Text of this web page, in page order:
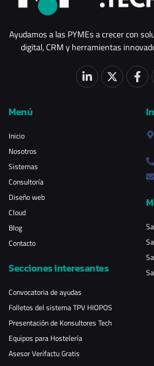
Ayudamos a las PYMEs a crecer con
digital, CRM y herramientas
Menú
Inicio
Nosotros
Sistemas
Consultoría
Diseño web
Cloud
Blog
Contacto
Secciones interesantes
Convocatoria de ayudas
Folletos del sistema TPV HIOPOS
Presentación de Konsultores Tech
Equipos para Hostelería
Asesor Verifactu Gratis